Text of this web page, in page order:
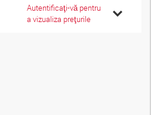
Autentificaţi-vă pentru
a vizualiza preţurile